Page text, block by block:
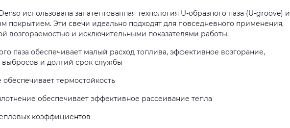
использована запатентованная технология U-образного паза (U-groove) и
покрытием. Эти свечи идеально подходят для повседневного применения,
возгораемостью и исключительными показателями работы.
паза обеспечивает малый расход топлива, эффективное возгорание,
и долгий срок службы
термостойкость
обеспечивает эффективное рассеивание тепла
коэффициентов